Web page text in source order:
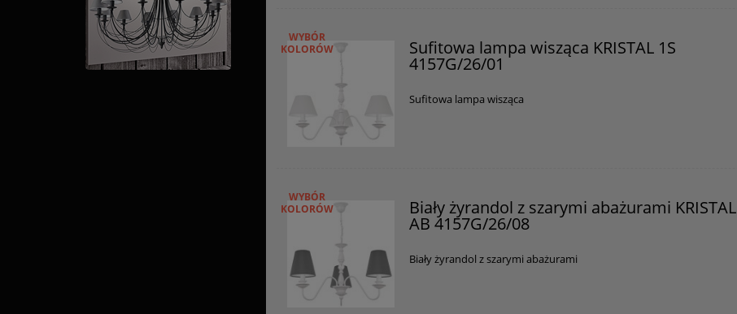
WYBÓR
KOLORÓW
Sufitowa lampa wisząca KRISTAL 1S
4157G/26/01
Sufitowa lampa wisząca
WYBÓR
KOLORÓW
Biały żyrandol z szarymi abażurami KRISTAL
AB 4157G/26/08
Biały żyrandol z szarymi abażurami